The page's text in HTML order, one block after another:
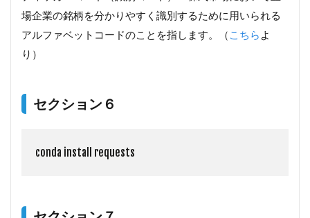
場企業の銘柄を分かりやすく識別するために用いられる
アルファベットコードのことを指します。（ こちら よ
り）
セクション６
conda install requests